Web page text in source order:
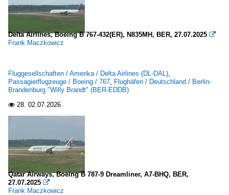
Delta Airlines, Boeing B 767-432(ER), N835MH, BER, 27.07.2025 
Frank Maczkowicz
Fluggesellschaften / Amerika / Delta Airlines (DL-DAL),
Passagierflugzeuge / Boeing / 767, Flughäfen / Deutschland / Berlin-
Brandenburg "Willy Brandt" (BER-EDDB)
 28. 02.07.2026
Qatar Airways, Boeing B 787-9 Dreamliner, A7-BHQ, BER,
27.07.2025 
Frank Maczkowicz